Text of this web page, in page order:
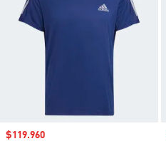
Precio de venta
$119.960